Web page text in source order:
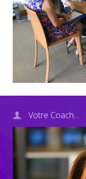
Votre Coach…